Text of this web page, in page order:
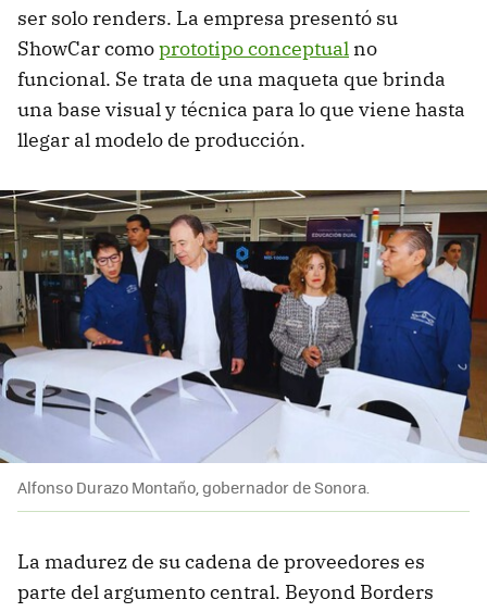
ser solo renders. La empresa presentó su
ShowCar comoprototipo conceptual no
funcional. Se trata de una maqueta que brinda
una base visual y técnica para lo que viene hasta
llegar al modelo de producción.
Alfonso Durazo Montaño, gobernador de Sonora.
La madurez de su cadena de proveedores es
parte del argumento central. Beyond Borders